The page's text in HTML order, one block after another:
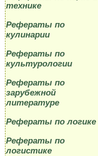
технике
Рефераты по
кулинарии
Рефераты по
культурологии
Рефераты по
зарубежной
литературе
Рефераты по логике
Рефераты по
логистике